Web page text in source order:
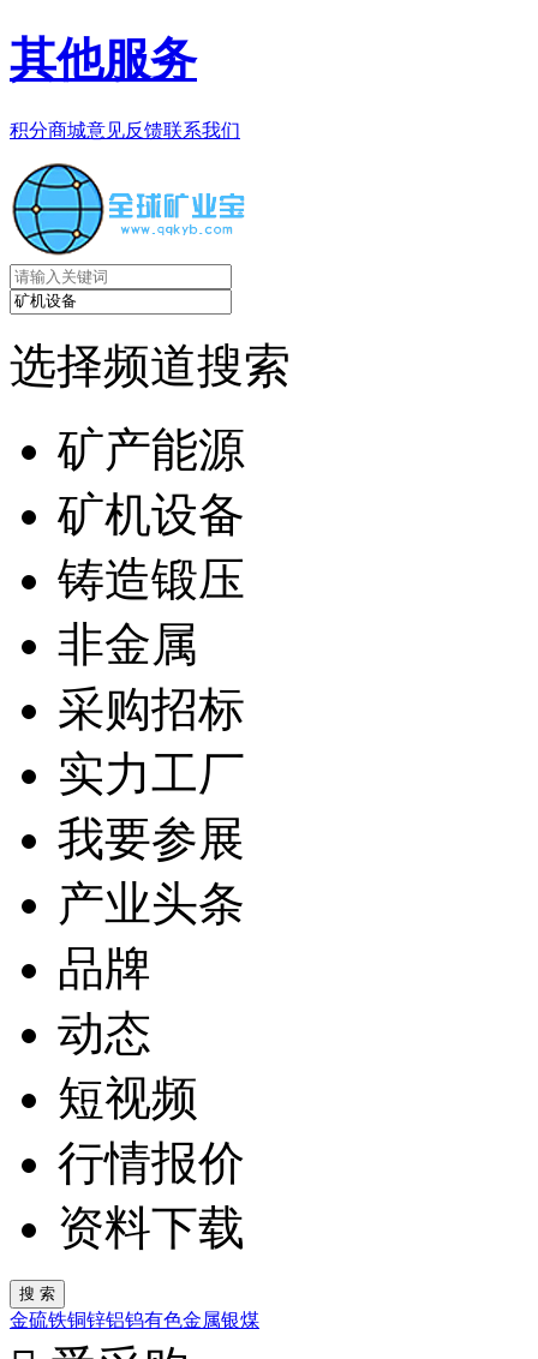
其他服务
积分商城意见反馈联系我们
选择频道搜索
矿产能源
矿机设备
铸造锻压
非金属
采购招标
实力工厂
我要参展
产业头条
品牌
动态
短视频
行情报价
资料下载
金硫铁铜锌铝钨有色金属银煤